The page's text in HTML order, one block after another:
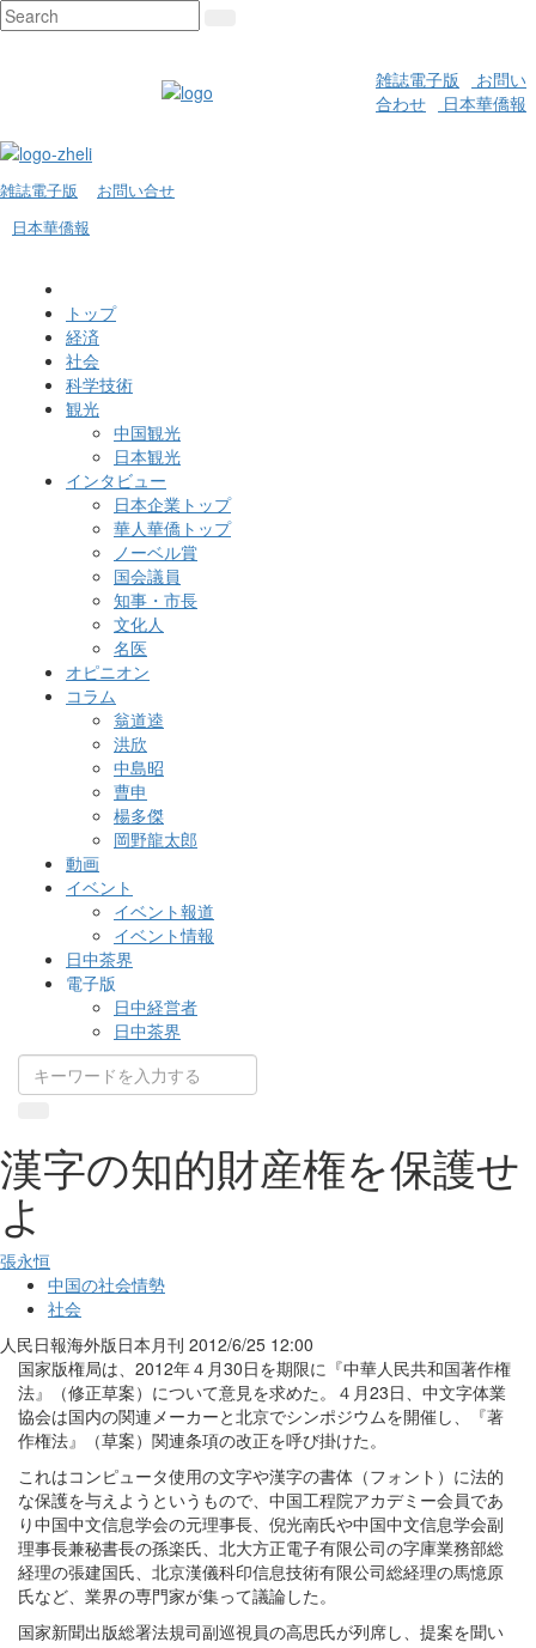
雑誌電子版
お問い
合わせ
日本華僑報
雑誌電子版
お問い合せ
日本華僑報
トップ
経済
社会
科学技術
観光
中国観光
日本観光
インタビュー
日本企業トップ
華人華僑トップ
ノーベル賞
国会議員
知事・市長
文化人
名医
オピニオン
コラム
翁道逵
洪欣
中島昭
曹申
楊多傑
岡野龍太郎
動画
イベント
イベント報道
イベント情報
日中茶界
電子版
日中経営者
日中茶界
漢字の知的財産権を保護せ
よ
張永恒
中国の社会情勢
社会
人民日報海外版日本月刊 2012/6/25 12:00
国家版権局は、2012年４月30日を期限に『中華人民共和国著作権
法』（修正草案）について意見を求めた。４月23日、中文字体業
協会は国内の関連メーカーと北京でシンポジウムを開催し、『著
作権法』（草案）関連条項の改正を呼び掛けた。
これはコンピュータ使用の文字や漢字の書体（フォント）に法的
な保護を与えようというもので、中国工程院アカデミー会員であ
り中国中文信息学会の元理事長、倪光南氏や中国中文信息学会副
理事長兼秘書長の孫楽氏、北大方正電子有限公司の字庫業務部総
経理の張建国氏、北京漢儀科印信息技術有限公司総経理の馬憶原
氏など、業界の専門家が集って議論した。
国家新聞出版総署法規司副巡視員の高思氏が列席し、提案を聞い